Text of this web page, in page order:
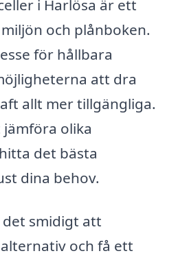
i Harlösa är ett
och plånboken.
för hållbara
att dra
allt mer tillgängliga.
olika
det bästa
dina behov.
smidigt att
och få ett